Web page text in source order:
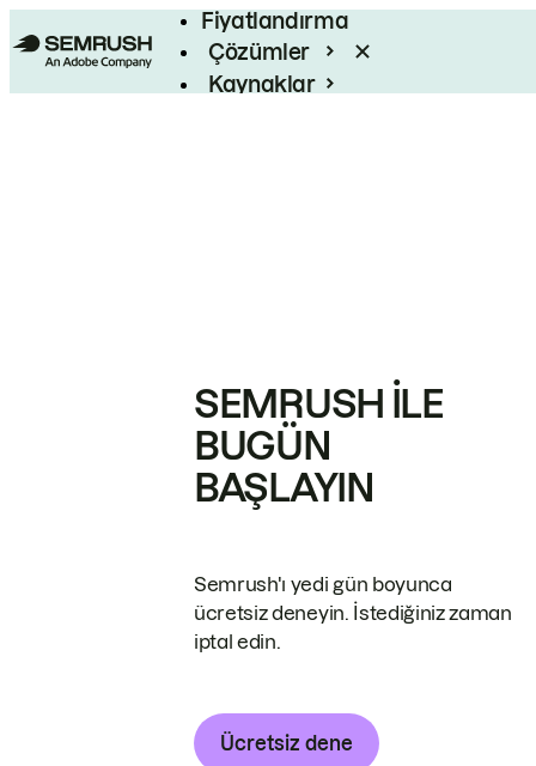
Fiyatlandırma
Çözümler
Kaynaklar
SEMRUSH ILE
BUGÜN
BAŞLAYIN
Semrush'ı yedi gün boyunca
ücretsiz deneyin. İstediğiniz zaman
iptal edin.
Ücretsiz dene